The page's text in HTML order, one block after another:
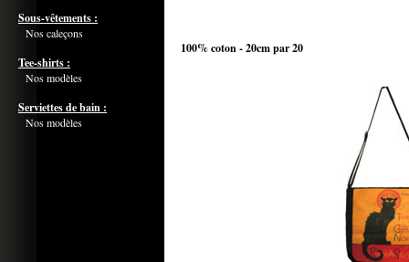
Sous-vêtements :
Nos caleçons
Tee-shirts :
Nos modèles
Serviettes de bain :
Nos modèles
100% coton - 20cm par 20